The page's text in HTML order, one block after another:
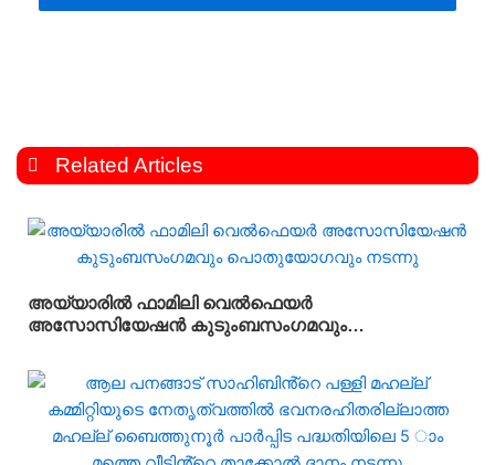
Related Articles
അയ്യാരിൽ ഫാമിലി വെൽഫെയർ
അസോസിയേഷൻ കുടുംബസംഗമവും